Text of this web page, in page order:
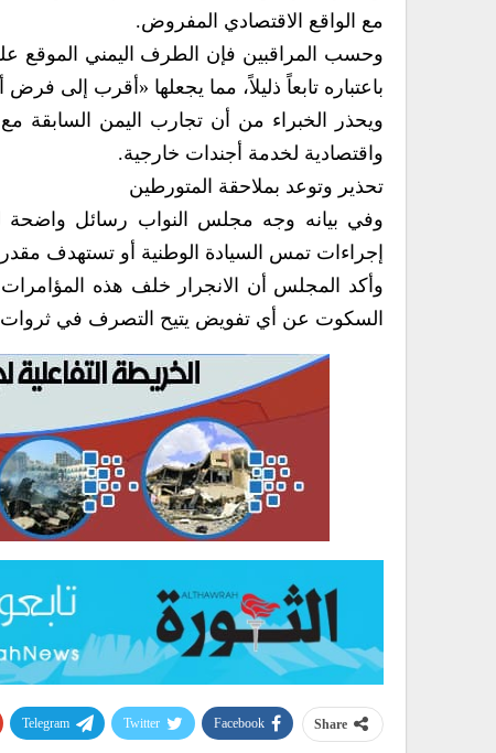
مع الواقع الاقتصادي المفروض.
وحسب المراقبين فإن الطرف اليمني الموقع
باعتباره تابعاً ذليلاً، مما يجعلها «أقرب إلى
ويحذر الخبراء من أن تجارب اليمن السابقة
واقتصادية لخدمة أجندات خارجية.
تحذير وتوعد بملاحقة المتورطين
وفي بيانه وجه مجلس النواب رسائل واضحة
إجراءات تمس السيادة الوطنية أو تستهدف
وأكد المجلس أن الانجرار خلف هذه
السكوت عن أي تفويض يتيح التصرف في ثروات
Share
Facebook
Twitter
Telegram